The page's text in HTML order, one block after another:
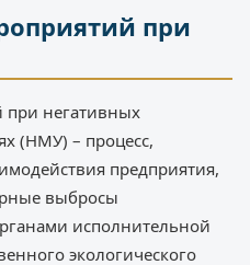
при
при негативных
(НМУ) – процесс,
предприятия,
выбросы
исполнительной
экологического